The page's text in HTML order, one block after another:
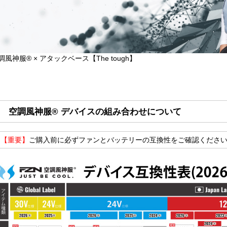
風神服® × アタックベース【The tough】
空調風神服® デバイスの組み合わせについて
重要】 ご購入前に必ずファンとバッテリーの互換性をご確認くださ